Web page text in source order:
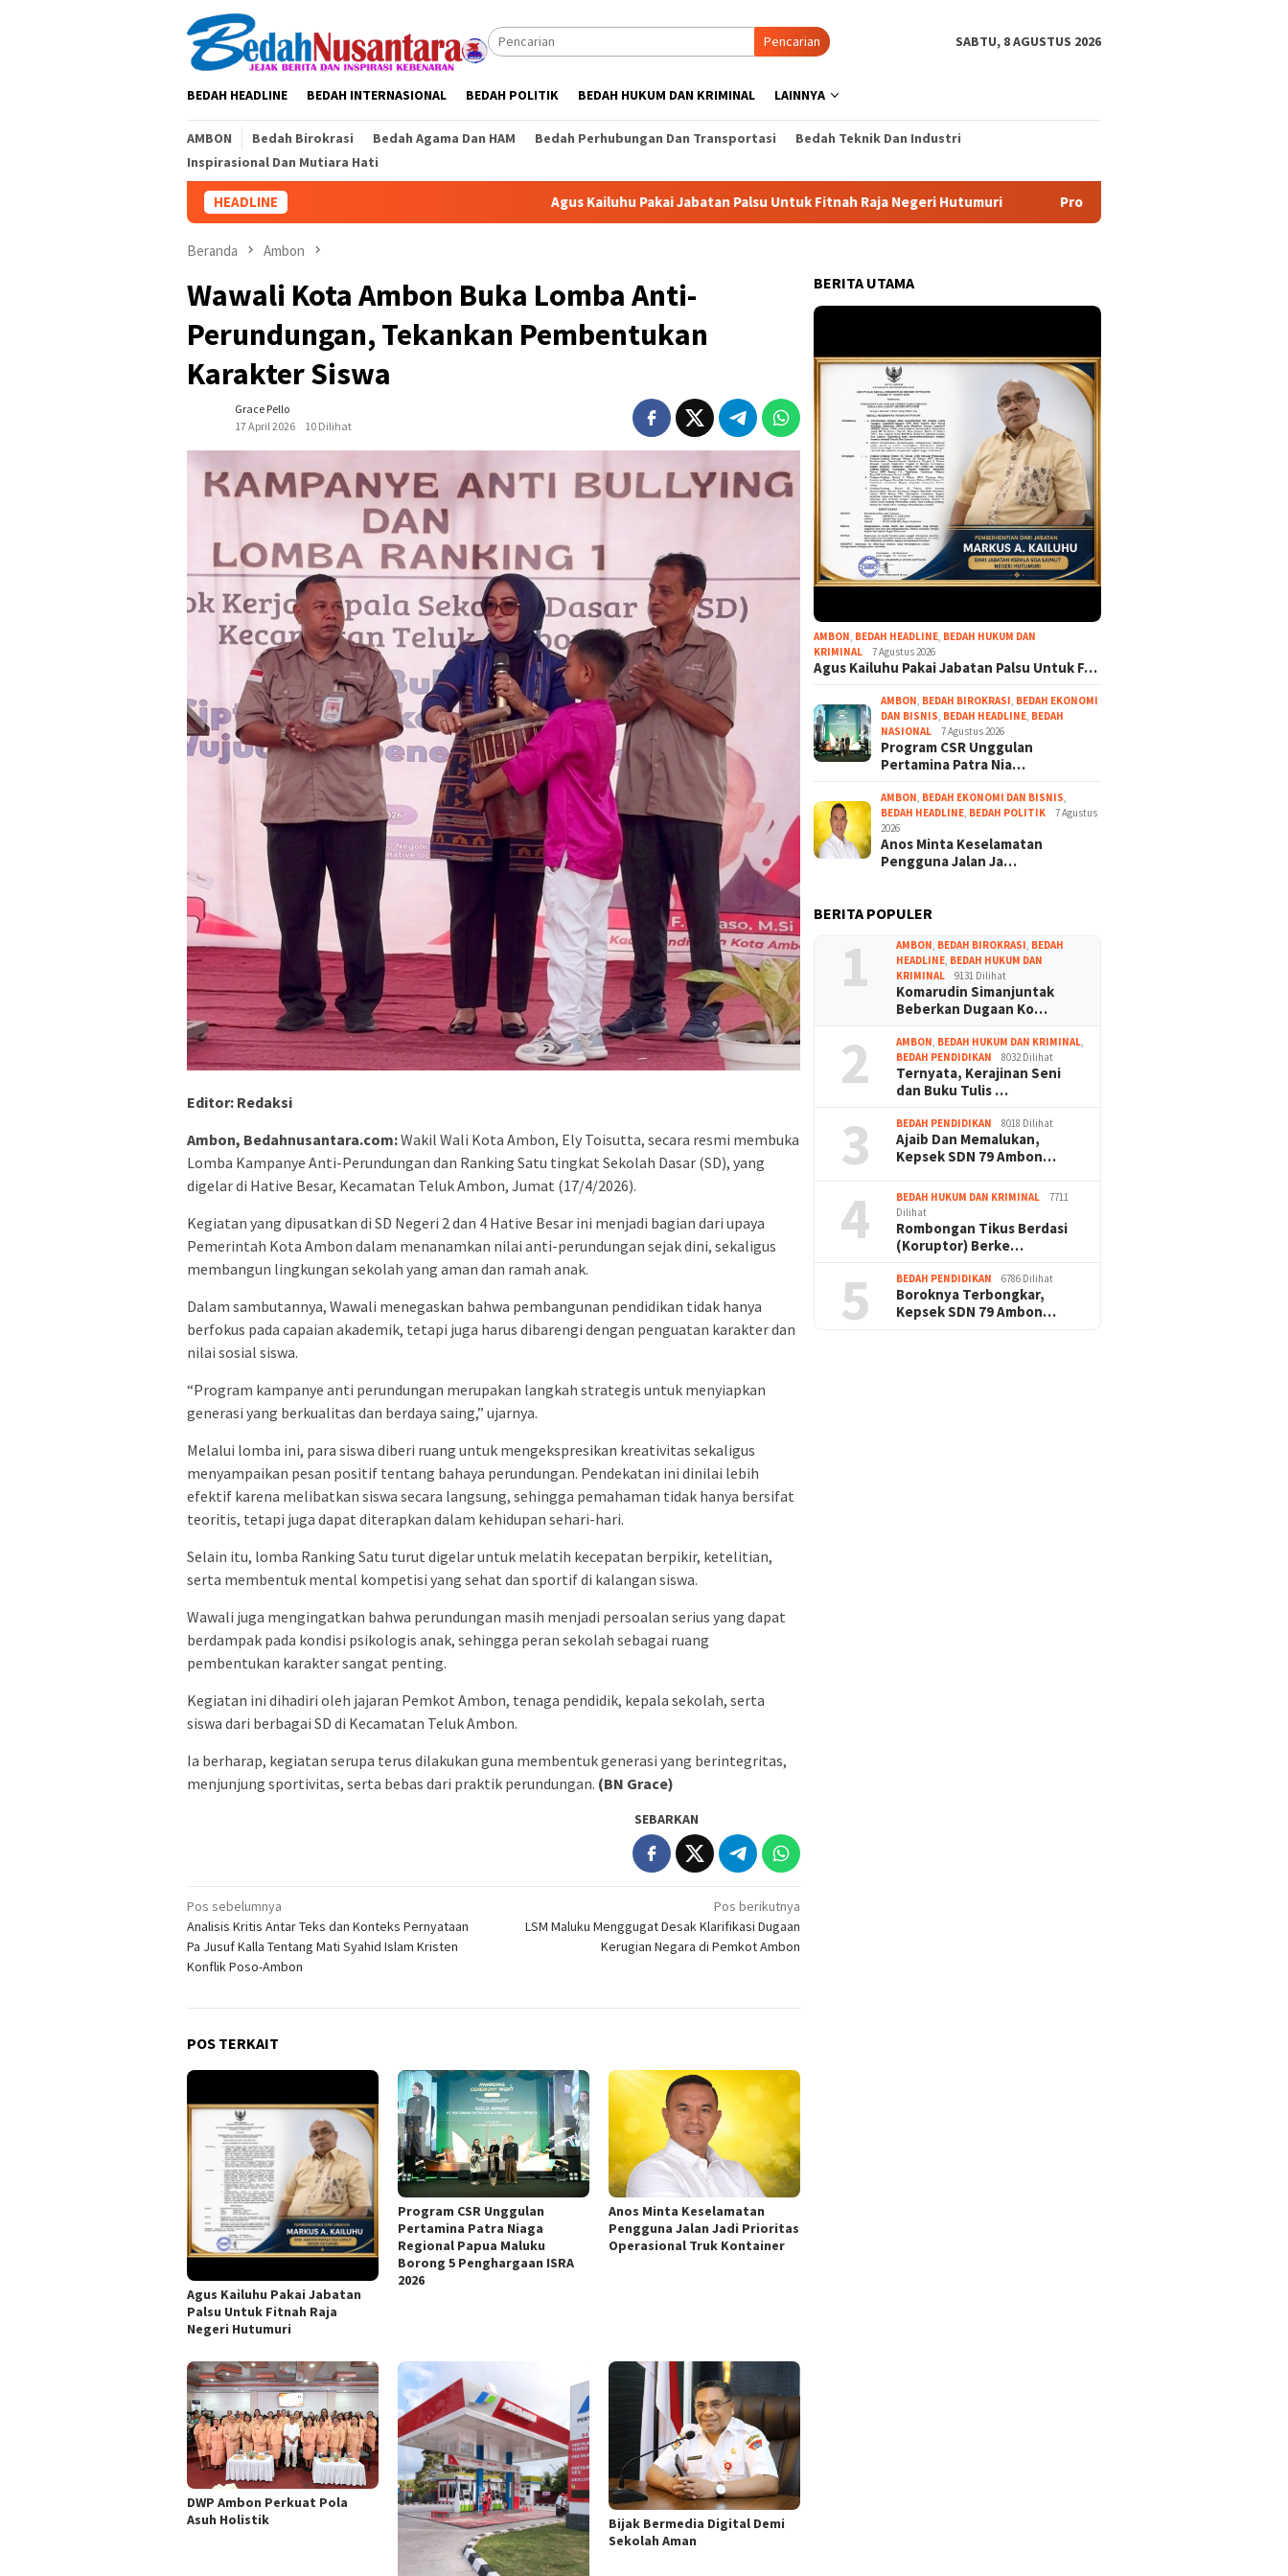
Pencarian SABTU, 8 AGUSTUS 2026
BEDAH HEADLINE BEDAH INTERNASIONAL BEDAH POLITIK BEDAH HUKUM DAN KRIMINAL LAINNYA
AMBON Bedah Birokrasi Bedah Agama Dan HAM Bedah Perhubungan Dan Transportasi
Bedah Teknik Dan Industri
Inspirasional Dan Mutiara Hati
HEADLINE Agus Kailuhu Pakai Jabatan Palsu Untuk Fitnah Raja Negeri Hutumuri Program CSR Unggulan Pertamina Patra Niaga
Beranda Ambon
Wawali Kota Ambon Buka Lomba Anti-
Perundungan, Tekankan Pembentukan
Karakter Siswa
Grace Pello
17 April 2026
10 Dilihat
Editor: Redaksi
Ambon, Bedahnusantara.com:Wakil Wali Kota Ambon, Ely Toisutta, secara resmi membuka
Lomba Kampanye Anti-Perundungan dan Ranking Satu tingkat Sekolah Dasar (SD), yang
digelar di Hative Besar, Kecamatan Teluk Ambon, Jumat (17/4/2026).
Kegiatan yang dipusatkan di SD Negeri 2 dan 4 Hative Besar ini menjadi bagian dari upaya
Pemerintah Kota Ambon dalam menanamkan nilai anti-perundungan sejak dini, sekaligus
membangun lingkungan sekolah yang aman dan ramah anak.
Dalam sambutannya, Wawali menegaskan bahwa pembangunan pendidikan tidak hanya
berfokus pada capaian akademik, tetapi juga harus dibarengi dengan penguatan karakter dan
nilai sosial siswa.
“Program kampanye anti perundungan merupakan langkah strategis untuk menyiapkan
generasi yang berkualitas dan berdaya saing,” ujarnya.
Melalui lomba ini, para siswa diberi ruang untuk mengekspresikan kreativitas sekaligus
menyampaikan pesan positif tentang bahaya perundungan. Pendekatan ini dinilai lebih
efektif karena melibatkan siswa secara langsung, sehingga pemahaman tidak hanya bersifat
teoritis, tetapi juga dapat diterapkan dalam kehidupan sehari-hari.
Selain itu, lomba Ranking Satu turut digelar untuk melatih kecepatan berpikir, ketelitian,
serta membentuk mental kompetisi yang sehat dan sportif di kalangan siswa.
Wawali juga mengingatkan bahwa perundungan masih menjadi persoalan serius yang dapat
berdampak pada kondisi psikologis anak, sehingga peran sekolah sebagai ruang
pembentukan karakter sangat penting.
Kegiatan ini dihadiri oleh jajaran Pemkot Ambon, tenaga pendidik, kepala sekolah, serta
siswa dari berbagai SD di Kecamatan Teluk Ambon.
Ia berharap, kegiatan serupa terus dilakukan guna membentuk generasi yang berintegritas,
menjunjung sportivitas, serta bebas dari praktik perundungan. (BN Grace)
SEBARKAN
Navigasi
pos
Pos sebelumnya
Analisis Kritis Antar Teks dan Konteks Pernyataan
Pa Jusuf Kalla Tentang Mati Syahid Islam Kristen
Konflik Poso-Ambon
Pos berikutnya
LSM Maluku Menggugat Desak Klarifikasi Dugaan
Kerugian Negara di Pemkot Ambon
POS TERKAIT
Agus Kailuhu Pakai Jabatan
Palsu Untuk Fitnah Raja
Negeri Hutumuri
Program CSR Unggulan
Pertamina Patra Niaga
Regional Papua Maluku
Borong 5 Penghargaan ISRA
2026
Anos Minta Keselamatan
Pengguna Jalan Jadi Prioritas
Operasional Truk Kontainer
DWP Ambon Perkuat Pola
Asuh Holistik
Bijak Bermedia Digital Demi
Sekolah Aman
BERITA UTAMA
AMBON BEDAH HEADLINE BEDAH HUKUM DAN
KRIMINAL
7 Agustus 2026
Agus Kailuhu Pakai Jabatan Palsu Untuk F…
AMBON BEDAH BIROKRASI BEDAH EKONOMI
DAN BISNIS BEDAH HEADLINE BEDAH
NASIONAL
7 Agustus 2026
Program CSR Unggulan
Pertamina Patra Nia…
AMBON BEDAH EKONOMI DAN BISNIS
BEDAH HEADLINE BEDAH POLITIK
7 Agustus
2026
Anos Minta Keselamatan
Pengguna Jalan Ja…
BERITA POPULER
1 AMBON BEDAH BIROKRASI BEDAH
HEADLINE BEDAH HUKUM DAN
KRIMINAL
9131 Dilihat
Komarudin Simanjuntak
Beberkan Dugaan Ko…
2 AMBON BEDAH HUKUM DAN KRIMINAL
BEDAH PENDIDIKAN
8032 Dilihat
Ternyata, Kerajinan Seni
dan Buku Tulis …
3 BEDAH PENDIDIKAN 8018 Dilihat
Ajaib Dan Memalukan,
Kepsek SDN 79 Ambon…
4 BEDAH HUKUM DAN KRIMINAL
7711
Dilihat
Rombongan Tikus Berdasi
(Koruptor) Berke…
5 BEDAH PENDIDIKAN 6786 Dilihat
Boroknya Terbongkar,
Kepsek SDN 79 Ambon…